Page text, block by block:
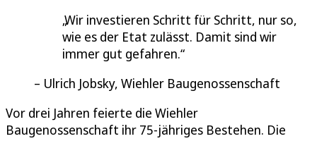
Wir investieren Schritt für Schritt, nur so,
wie es der Etat zulässt. Damit sind wir
immer gut gefahren.
Ulrich Jobsky, Wiehler Baugenossenschaft
Vor drei Jahren feierte die Wiehler
Baugenossenschaft ihr 75-jähriges Bestehen. Die